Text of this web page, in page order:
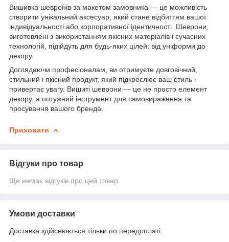
Вишивка шевронів за макетом замовника — це можливість
створити унікальний аксесуар, який стане відбиттям вашої
індивідуальності або корпоративної ідентичності. Шеврони,
виготовлені з використанням якісних матеріалів і сучасних
технологій, підійдуть для будь-яких цілей: від уніформи до
декору.
Доглядаючи професіоналам, ви отримуєте довговічний,
стильний і якісний продукт, який підкреслює ваш стиль і
привертає увагу. Вишиті шеврони — це не просто елемент
декору, а потужний інструмент для самовираження та
просування вашого бренда.
Приховати
Відгуки про товар
Ще немає відгуків про цей товар
Умови доставки
Доставка здійснюється тільки по передоплаті.